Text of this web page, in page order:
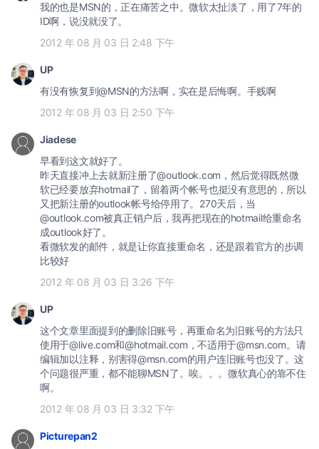
我的也是MSN的，正在痛苦之中。微软太扯淡了，用了7年的
ID啊，说没就没了。
2012 年 08 月 03 日 2:48 下午
UP
有没有恢复到@MSN的方法啊，实在是后悔啊。手贱啊
2012 年 08 月 03 日 2:50 下午
Jiadese
早看到这文就好了。
昨天直接冲上去就新注册了@outlook.com，然后觉得既然微
软已经要放弃hotmail了，留着两个帐号也挺没有意思的，所以
又把新注册的outlook帐号给停用了。270天后，当
@outlook.com被真正销户后，我再把现在的hotmail给重命名
成outlook好了。
看微软发的邮件，就是让你直接重命名，还是跟着官方的步调
比较好
2012 年 08 月 03 日 3:26 下午
UP
这个文章里面提到的删除旧账号，再重命名为旧账号的方法只
使用于@live.com和@hotmail.com，不适用于@msn.com。请
编辑加以注释，别害得@msn.com的用户连旧账号也没了。这
个问题很严重，都不能聊MSN了。唉。。。微软真心的靠不住
啊。
2012 年 08 月 03 日 3:32 下午
Picturepan2